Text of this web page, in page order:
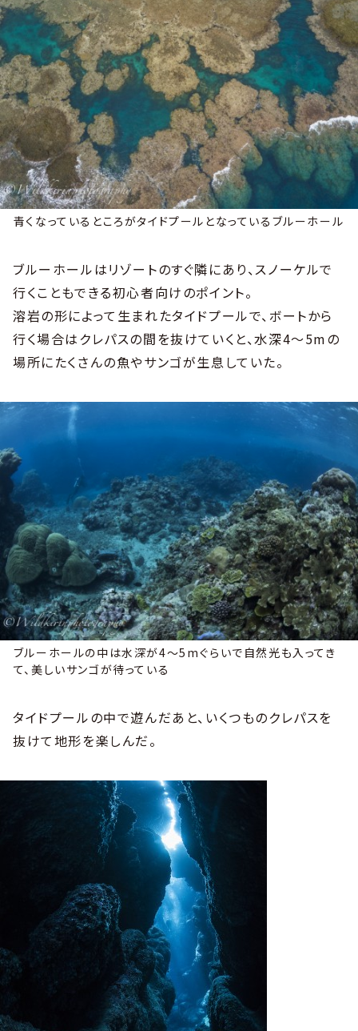
青くなっているところがタイドプールとなっているブルーホール
ブルーホールはリゾートのすぐ隣にあり、スノーケルで
行くこともできる初心者向けのポイント。
溶岩の形によって生まれたタイドプールで、ボートから
行く場合はクレパスの間を抜けていくと、水深4〜5mの
場所にたくさんの魚やサンゴが生息していた。
ブルーホールの中は水深が4〜5mぐらいで自然光も入ってき
て、美しいサンゴが待っている
タイドプールの中で遊んだあと、いくつものクレパスを
抜けて地形を楽しんだ。